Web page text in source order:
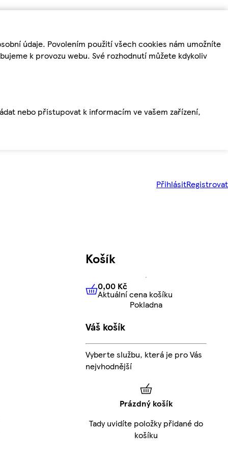
údaje. Povolením použití všech cookies nám umožníte
k provozu webu. Své rozhodnutí můžete kdykoliv
nebo přistupovat k informacím ve vašem zařízení,
PřihlásitRegistrovat
Košík
0,00 KčAktuální cena košíku
0,00 Kč
Aktuální cena košíku
Pokladna
Váš košík
Vyberte službu, která je pro Vás
nejvhodnější
Prázdný košík
Tady uvidíte položky přidané do
košíku